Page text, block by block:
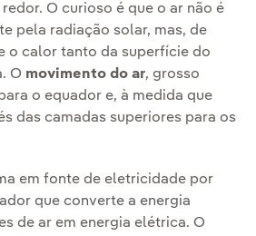
O curioso é que o ar não é
pela radiação solar, mas, de
o calor tanto da superfície do
O movimento do ar, grosso
o equador e, à medida que
das camadas superiores para os
em fonte de eletricidade por
que converte a energia
de ar em energia elétrica. O